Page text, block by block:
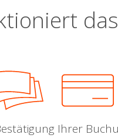
Ihrer